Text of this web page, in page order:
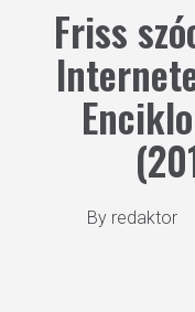
Friss
By redaktor